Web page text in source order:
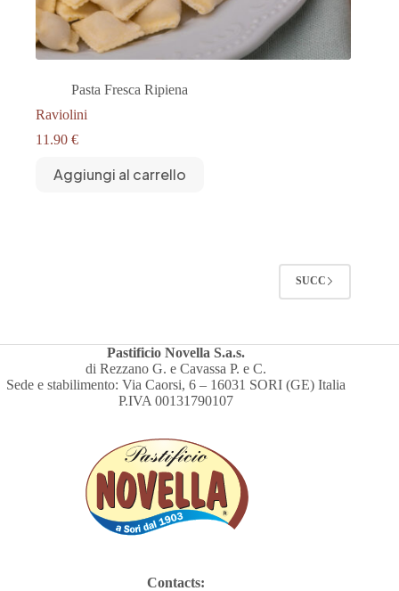
Pasta Fresca Ripiena
Raviolini
11.90 €
Aggiungi al carrello
SUCC
Pastificio Novella S.a.s.
di Rezzano G. e Cavassa P. e C.
Sede e stabilimento: Via Caorsi, 6 – 16031 SORI (GE) Italia
P.IVA 00131790107
Contacts: